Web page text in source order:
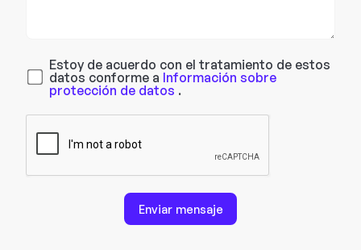
Estoy de acuerdo con el tratamiento de estos
datos conforme a Información sobre
protección de datos .
Enviar mensaje